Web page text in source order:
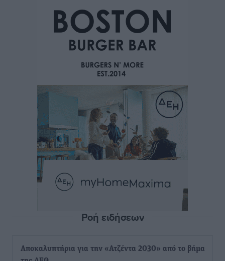
Ροή ειδήσεων
Αποκαλυπτήρια για την «Ατζέντα 2030» από το βήμα